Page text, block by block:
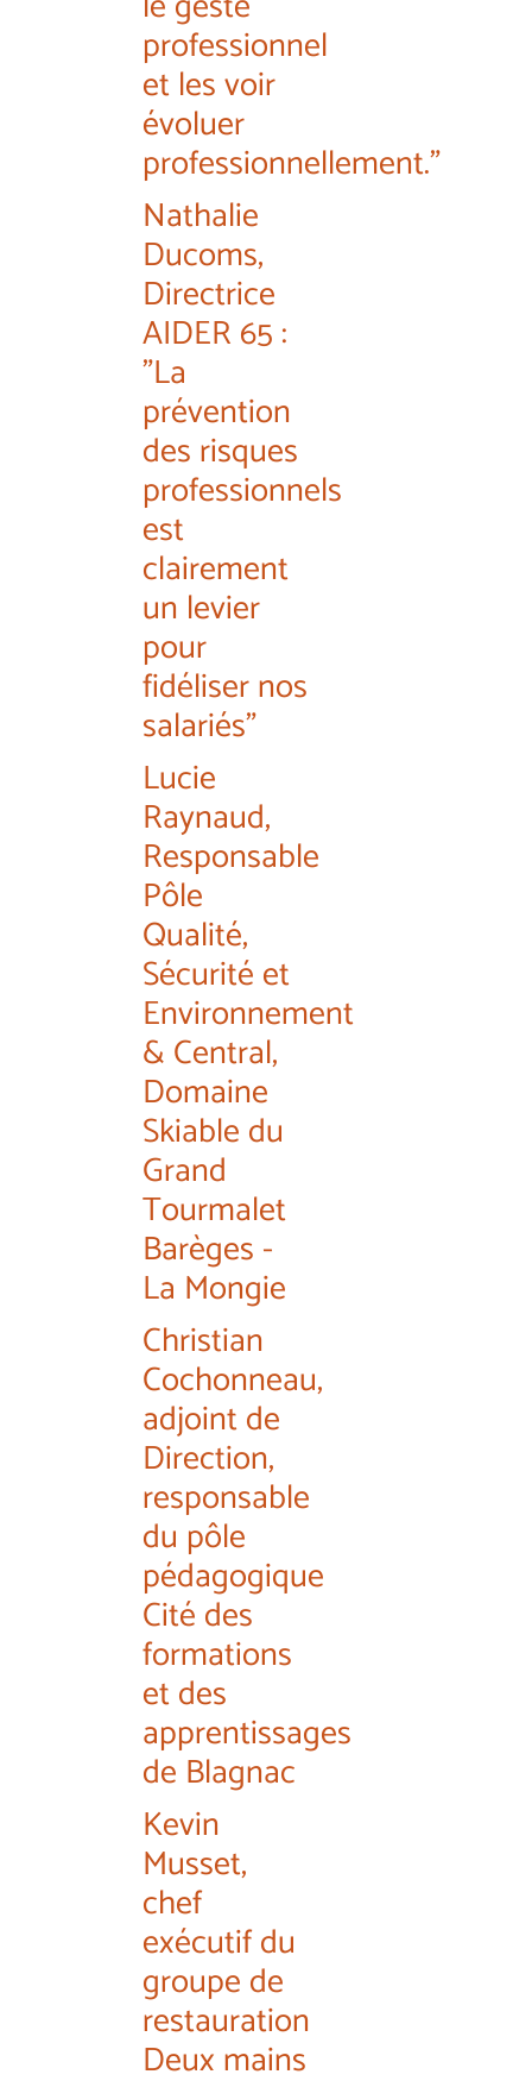
professionnel
et les voir
évoluer
professionnellement."
Nathalie
Ducoms,
Directrice
AIDER 65 :
"La
prévention
des risques
professionnels
est
clairement
un levier
pour
fidéliser nos
salariés"
Lucie
Raynaud,
Responsable
Pôle
Qualité,
Sécurité et
Environnement
& Central,
Domaine
Skiable du
Grand
Tourmalet
Barèges -
La Mongie
Christian
Cochonneau,
adjoint de
Direction,
responsable
du pôle
pédagogique
Cité des
formations
et des
apprentissages
de Blagnac
Kevin
Musset,
chef
exécutif du
groupe de
restauration
Deux mains